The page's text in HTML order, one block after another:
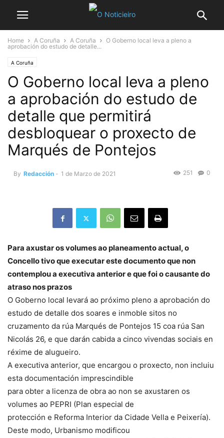
Home A Coruña A Coruña
O Goberno local leva a pleno a
aprobación do estudo de detalle...
A Coruña
O Goberno local leva a pleno
a aprobación do estudo de
detalle que permitirá
desbloquear o proxecto de
Marqués de Pontejos
By Redacción - 1 de Marzo de 2021 0
251
Para axustar os volumes ao planeamento actual, o
Concello tivo que executar este documento que non
contemplou a executiva anterior e que foi o causante do
atraso nos prazos
O Goberno local levará ao próximo pleno a aprobación do
estudo de detalle dos soares e inmoble sitos no
cruzamento da rúa Marqués de Pontejos 15 coa rúa San
Nicolás 26, e que darán cabida a cinco vivendas sociais en
réxime de alugueiro.
A executiva anterior, que encargou o proxecto, non incluiu
esta documentación imprescindible
para obter a licenza de obra ao non se axustaren os
volumes ao PEPRI (Plan especial de
protección e Reforma Interior da Cidade Vella e Peixería).
Deste modo, Urbanismo modificou